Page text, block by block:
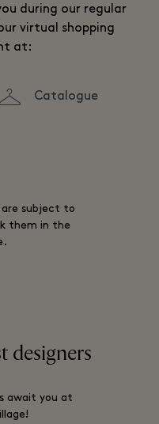
during our regular
virtual shopping
at:
Catalogue
are subject to
them in the
designers
await you at